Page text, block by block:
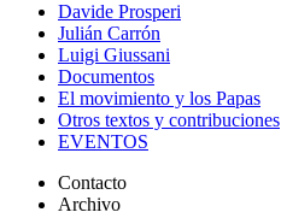
Davide Prosperi
Julián Carrón
Luigi Giussani
Documentos
El movimiento y los Papas
Otros textos y contribuciones
EVENTOS
Contacto
Archivo